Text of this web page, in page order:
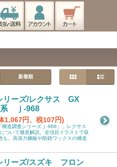
新着順
リーズ/レクサス GX
系 ｊ-968
1,067円、税107円)
造調査シリーズｊ-968」。レクサス
ついて徹底解説。全項目イラストで収
も。高張力鋼板や防錆ワックスの構造
リーズ/スズキ フロン